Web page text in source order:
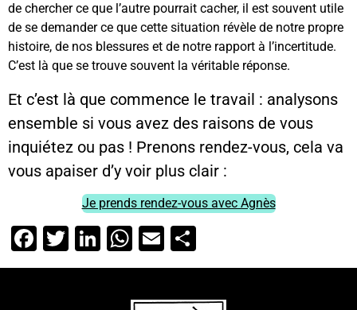
de chercher ce que l’autre pourrait cacher, il est souvent utile
de se demander ce que cette situation révèle de notre propre
histoire, de nos blessures et de notre rapport à l’incertitude.
C’est là que se trouve souvent la véritable réponse.
Et c’est là que commence le travail : analysons
ensemble si vous avez des raisons de vous
inquiétez ou pas ! Prenons rendez-vous, cela va
vous apaiser d’y voir plus clair :
Je prends rendez-vous avec Agnès
Facebook
Twitter
LinkedIn
WhatsApp
Email